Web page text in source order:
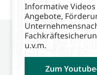
Informative
Angebote,
u.v.m.
Zum